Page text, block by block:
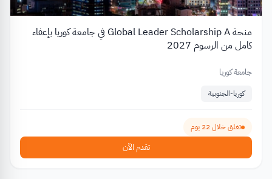
منحة Global Leader Scholarship A في جامعة كوريا بإعفاء
كامل من الرسوم 2027
جامعة كوريا
كوريا-الجنوبية
تغلق خلال 22 يوم
تقدم الآن